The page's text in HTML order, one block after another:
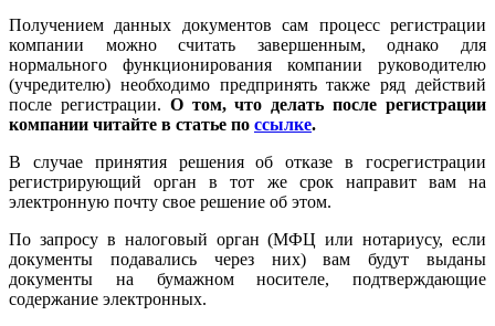
Получением данных документов сам процесс регистрации
компании можно считать завершенным, однако для
нормального функционирования компании руководителю
(учредителю) необходимо предпринять также ряд действий
после регистрации. О том, что делать после регистрации
компании читайте в статье по ссылке.
В случае принятия решения об отказе в госрегистрации
регистрирующий орган в тот же срок направит вам на
электронную почту свое решение об этом.
По запросу в налоговый орган (МФЦ или нотариусу, если
документы подавались через них) вам будут выданы
документы на бумажном носителе, подтверждающие
содержание электронных.